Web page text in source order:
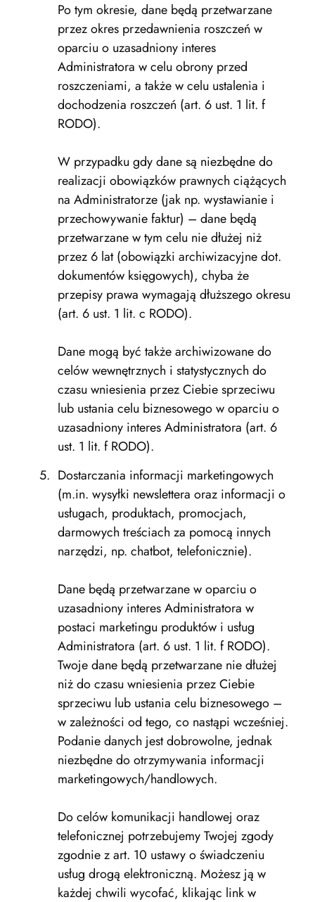
Po tym okresie, dane będą przetwarzane
przez okres przedawnienia roszczeń w
oparciu o uzasadniony interes
Administratora w celu obrony przed
roszczeniami, a także w celu ustalenia i
dochodzenia roszczeń (art. 6 ust. 1 lit. f
RODO).
W przypadku gdy dane są niezbędne do
realizacji obowiązków prawnych ciążących
na Administratorze (jak np. wystawianie i
przechowywanie faktur) – dane będą
przetwarzane w tym celu nie dłużej niż
przez 6 lat (obowiązki archiwizacyjne dot.
dokumentów księgowych), chyba że
przepisy prawa wymagają dłuższego okresu
(art. 6 ust. 1 lit. c RODO).
Dane mogą być także archiwizowane do
celów wewnętrznych i statystycznych do
czasu wniesienia przez Ciebie sprzeciwu
lub ustania celu biznesowego w oparciu o
uzasadniony interes Administratora (art. 6
ust. 1 lit. f RODO).
Dostarczania informacji marketingowych
(m.in. wysyłki newslettera oraz informacji o
usługach, produktach, promocjach,
darmowych treściach za pomocą innych
narzędzi, np. chatbot, telefonicznie).
Dane będą przetwarzane w oparciu o
uzasadniony interes Administratora w
postaci marketingu produktów i usług
Administratora (art. 6 ust. 1 lit. f RODO).
Twoje dane będą przetwarzane nie dłużej
niż do czasu wniesienia przez Ciebie
sprzeciwu lub ustania celu biznesowego –
w zależności od tego, co nastąpi wcześniej.
Podanie danych jest dobrowolne, jednak
niezbędne do otrzymywania informacji
marketingowych/handlowych.
Do celów komunikacji handlowej oraz
telefonicznej potrzebujemy Twojej zgody
zgodnie z art. 10 ustawy o świadczeniu
usług drogą elektroniczną. Możesz ją w
każdej chwili wycofać, klikając link w